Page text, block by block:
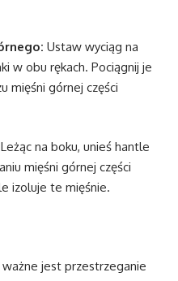
Ustaw wyciąg na
w obu rękach. Pociągnij je
mięśni górnej części
Leżąc na boku, unieś hantle
mięśni górnej części
izoluje te mięśnie.
jest przestrzeganie